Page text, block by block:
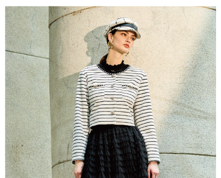
2.透過簡訊連結打開帳單後，可選擇「超商條碼／台灣大直營門市／銀行轉
帳／街口支付／iPASS MONEY」等通路繳費。
【注意事項】
1.本服務係由「台灣大哥大股份有限公司」（以下簡稱本公司）所提供，讓
用戶於交易時，得透過本服務購買商品或服務，並由商店將買賣／分期付款
買賣價金債權讓與本公司後，依約使用本公司帳單繳交帳款。
2.基於同意付款使用「大哥付你分期」之契約關係目的，商店將以您的個人
資料（包含姓名、電話或地址）提供予台灣大哥大進項蒐集、處理及利用，
由本公司與您本人進行分期帳單所需資料之確認、核對及更正。
3.完整用戶服務條款，請詳閱以下連結：https://oppay.tw/userRule
結帳頁面，進行簡訊認證並確認金額後，即可完成結帳。
２．訂單成立數日內，您將收到繳費通知簡訊。
３．收到繳費通知簡訊後14天內，點擊此簡訊中的連結，可透過四大超商／
ATM／網路銀行／等多元方式進行付款，方視為交易完成。
※ 請注意：結帳手續完成當下不需立刻繳費，但若您需要取消訂單，請聯絡
購買商品的店家。未經商家同意取消之訂單仍視為有效，需透過AFTEE先享
後付繳納相關費用。
※ 交易是否成功請以「AFTEE先享後付 」之結帳頁面顯示為準，若有關於
是否繳費成功／繳費後需取消欲退款等相關疑問，請聯繫「AFTEE先享後付
客戶支援中心」
https://netprotections.freshdesk.com/support/home
【注意事項】
１．透過由恩沛科技股份有限公司提供之「AFTEE先享後付」服務完成之交
易，需依本服務之必要範圍內提供個人資料，並將交易相關給付款項請求債
權轉讓予恩沛科技股份有限公司。
２．關於個人資料處理事宜，請瀏覽以下網址：
https://aftee.tw/terms/#terms3
３．未成年的使用者請事先徵得法定代理人或監護人之同意方可使用
「AFTEE先享後付」，若未經同意申辦者引起之損失，本公司不負相關責
每筆NT$120，滿NT$2,500(含以上)免運費
萊爾富取貨付款
每筆NT$120，滿NT$2,500(含以上)免運費
付款後萊爾富取貨
每筆NT$120，滿NT$2,500(含以上)免運費
7-11取貨付款
每筆NT$120，滿NT$2,500(含以上)免運費
付款後7-11取貨
每筆NT$120，滿NT$2,500(含以上)免運費
宅配
每筆NT$120，滿NT$2,500(含以上)免運費